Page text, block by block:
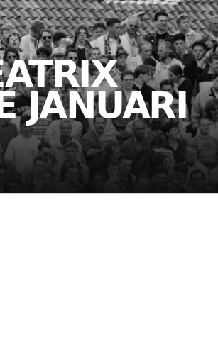
JANUARI